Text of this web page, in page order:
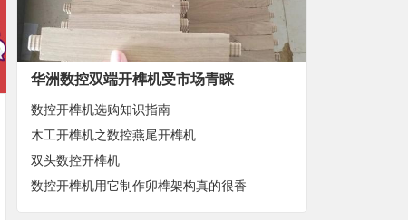
华洲数控双端开榫机受市场青睐
数控开榫机选购知识指南
木工开榫机之数控燕尾开榫机
双头数控开榫机
数控开榫机用它制作卯榫架构真的很香